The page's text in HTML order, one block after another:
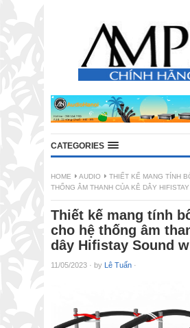
CATEGORIES
HOME AUDIO
THIẾT KẾ MANG TÍNH
THỐNG ÂM THANH CỦA KÊ DÂY
Thiết kế mang tính
cho hệ thống âm
dây Hifistay Sound
11/05/2023 · by Lê Tuấn ·